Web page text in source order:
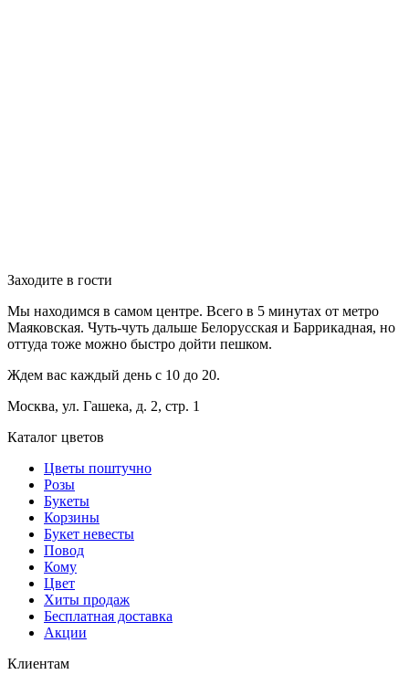
Заходите в гости
Мы находимся в самом центре. Всего в 5 минутах от метро
Маяковская. Чуть-чуть дальше Белорусская и Баррикадная, но
оттуда тоже можно быстро дойти пешком.
Ждем вас каждый день с 10 до 20.
Москва, ул. Гашека, д. 2, стр. 1
Каталог цветов
Цветы поштучно
Розы
Букеты
Корзины
Букет невесты
Повод
Кому
Цвет
Хиты продаж
Бесплатная доставка
Акции
Клиентам